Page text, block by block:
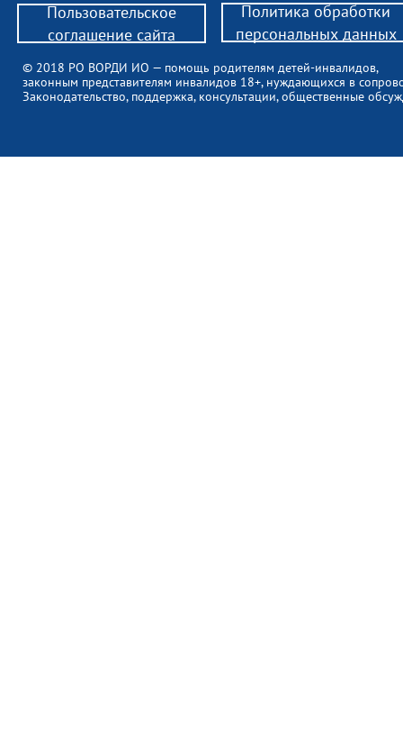
© 2018 РО ВОРДИ ИО — помощь родителям детей-инвалидов,
законным представителям инвалидов 18+, нуждающихся в
Законодательство, поддержка, консультации, общественные
Пользовательское
соглашение сайта
Политика обработки
персональных данных